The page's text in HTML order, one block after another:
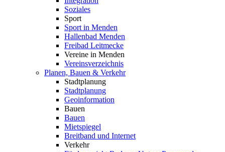
Soziales
Sport
Sport in Menden
Hallenbad Menden
Freibad Leitmecke
Vereine in Menden
Vereinsverzeichnis
Planen, Bauen & Verkehr
Stadtplanung
Stadtplanung
Geoinformation
Bauen
Bauen
Mietspiegel
Breitband und Internet
Verkehr